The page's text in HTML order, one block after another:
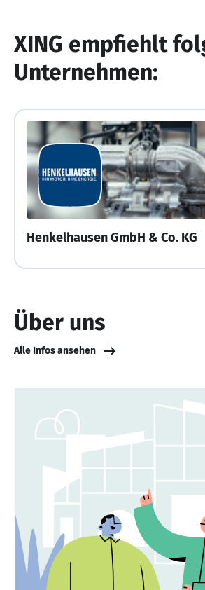
XING empfiehlt
Unternehmen:
Henkelhausen GmbH & Co. KG
Über uns
Alle Infos ansehen